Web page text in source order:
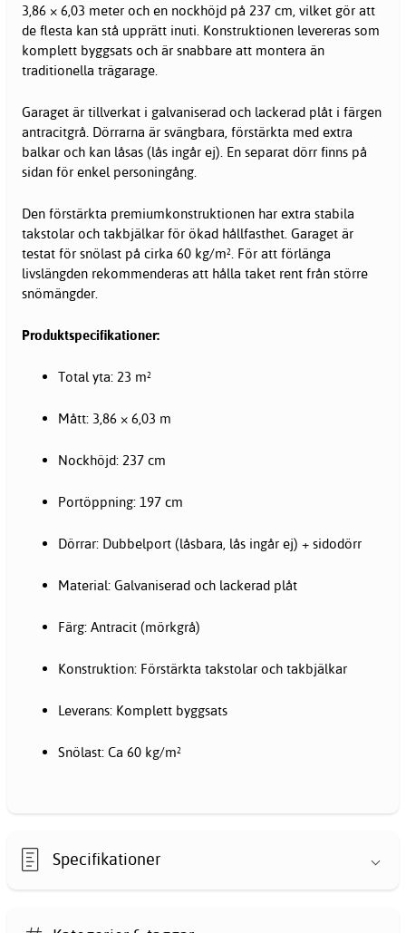
3,86 × 6,03 meter och en nockhöjd på 237 cm, vilket gör att
de flesta kan stå upprätt inuti. Konstruktionen levereras som
komplett byggsats och är snabbare att montera än
traditionella trägarage.
Garaget är tillverkat i galvaniserad och lackerad plåt i färgen
antracitgrå. Dörrarna är svängbara, förstärkta med extra
balkar och kan låsas (lås ingår ej). En separat dörr finns på
sidan för enkel personingång.
Den förstärkta premiumkonstruktionen har extra stabila
takstolar och takbjälkar för ökad hållfasthet. Garaget är
testat för snölast på cirka 60 kg/m². För att förlänga
livslängden rekommenderas att hålla taket rent från större
snömängder.
Produktspecifikationer:
Total yta: 23 m²
Mått: 3,86 × 6,03 m
Nockhöjd: 237 cm
Portöppning: 197 cm
Dörrar: Dubbelport (låsbara, lås ingår ej) + sidodörr
Material: Galvaniserad och lackerad plåt
Färg: Antracit (mörkgrå)
Konstruktion: Förstärkta takstolar och takbjälkar
Leverans: Komplett byggsats
Snölast: Ca 60 kg/m²
Specifikationer